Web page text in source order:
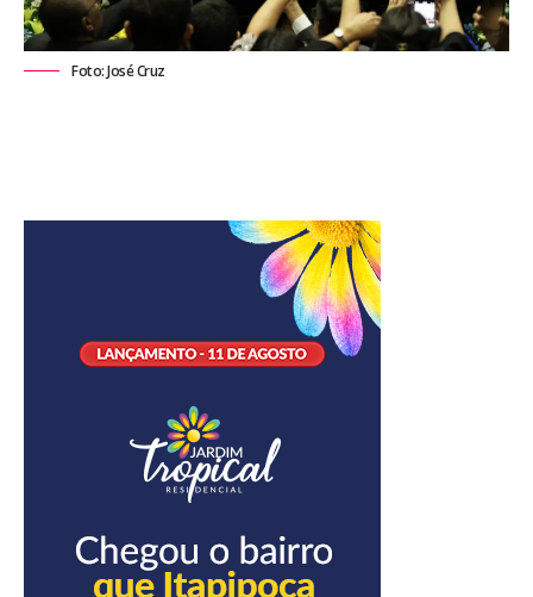
Foto: José Cruz